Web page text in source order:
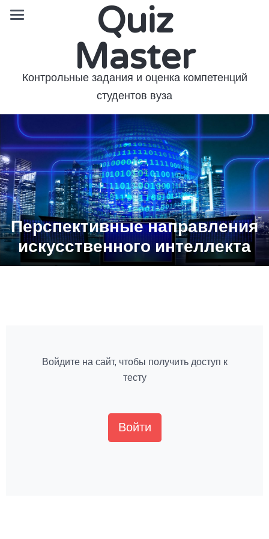
Quiz
Master
Контрольные задания и оценка компетенций
студентов вуза
Перспективные направления
искусственного интеллекта
Войдите на сайт, чтобы получить доступ к
тесту
Войти